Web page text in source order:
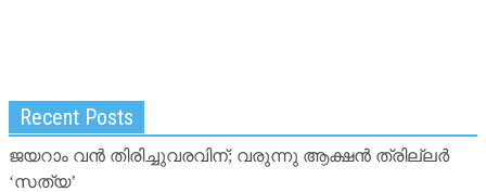
Recent Posts
ജയറാം വന്‍ തിരിച്ചുവരവിന്; വരുന്നു ആക്ഷന്‍ ത്രില്ലര്‍
‘സത്യ’